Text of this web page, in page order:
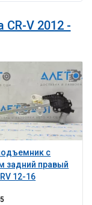
CR-V 2012 -
с
задний правый
12-16